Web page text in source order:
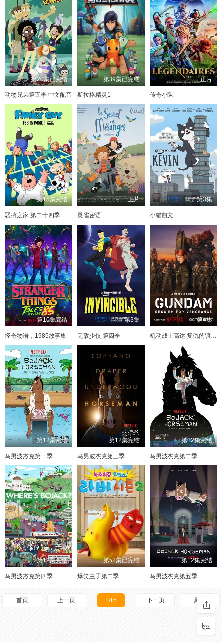
第20集已完结
动物兄弟第五季 中文配音
第39集已完结
斯拉格精灵1
正片
传奇小队
第15集完结
恶搞之家 第二十四季
正片
灵雀密语
第3集
小猫凯文
第10集完结
怪奇物语，1985故事集
第3集
无敌少侠 第四季
第4集
机动战士高达 复仇的镇魂曲
第12集完结
马男波杰克第一季
第12集完结
马男波杰克第三季
第12集完结
马男波杰克第二季
第12集完结
马男波杰克第四季
第52集已完结
爆笑虫子第二季​
第12集完结
马男波杰克第五季
首页 上一页 1/15 下一页 尾页